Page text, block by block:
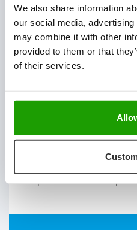
We also share information
our social media,
may combine it with other
provided to them or that
of their services.
Internationaal actief
wereld
Innovatie technologieën
fruit automatisering en
maak je écht deel uit van
aangemoedigd, talent